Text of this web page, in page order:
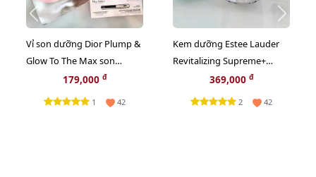
Vỉ son dưỡng Dior Plump &
Glow To The Max son
dưỡng ẩm tăng sắc cho
môi 2in1
179,000 đ
1 42
Kem dưỡng Estee Lauder
Revitalizing Supreme+
Bright trắng sáng da toàn
diện, 15ml
369,000 đ
2 42